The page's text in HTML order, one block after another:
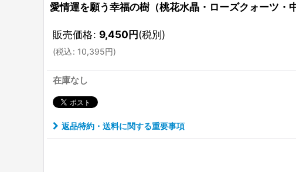
愛情運を願う幸福の樹（桃花水晶・ローズクォーツ・
販売価格: 9,450円(税別)
(税込: 10,395円)
在庫なし
返品特約・送料に関する重要事項